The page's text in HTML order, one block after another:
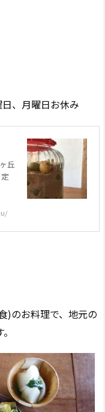
、月曜日お休み
丘
)のお料理で、地元の